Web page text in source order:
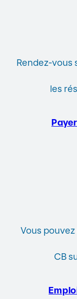
Rendez-vous
les
Vous
CB